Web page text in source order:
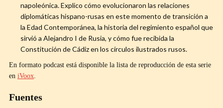
napoleónica. Explico cómo evolucionaron las relaciones
diplomáticas hispano-rusas en este momento de transición a
la Edad Contemporánea, la historia del regimiento español que
sirvió a Alejandro I de Rusia, y cómo fue recibida la
Constitución de Cádiz en los círculos ilustrados rusos.
En formato podcast está disponible la lista de reproducción de esta serie
en iVoox.
Fuentes